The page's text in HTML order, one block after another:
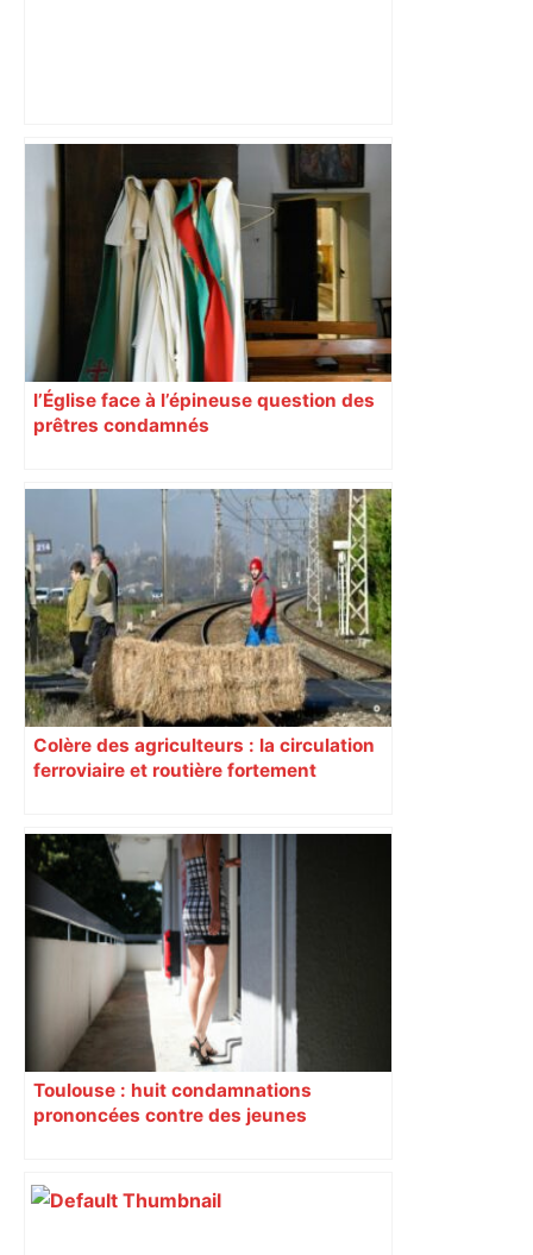
Mort mystérieuse près de Toulouse :
une émission de M6 revient sur l'affaire
Christian Abraham, retrouvé la gorge
tranchée et recouvert de feuilles il y a
deux ans – ladepeche.fr
l’Église face à l’épineuse question des
prêtres condamnés
Colère des agriculteurs : la circulation
ferroviaire et routière fortement
Toulouse : huit condamnations
prononcées contre des jeunes